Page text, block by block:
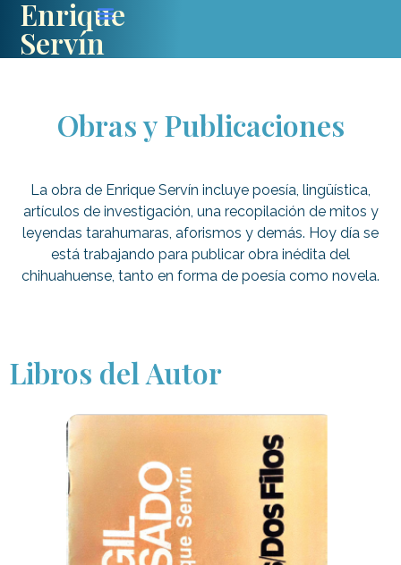
Enrique
Servín
Obras y Publicaciones
La obra de Enrique Servín incluye poesía, lingüística,
artículos de investigación, una recopilación de mitos y
leyendas tarahumaras, aforismos y demás. Hoy día se
está trabajando para publicar obra inédita del
chihuahuense, tanto en forma de poesía como novela.
Libros del Autor